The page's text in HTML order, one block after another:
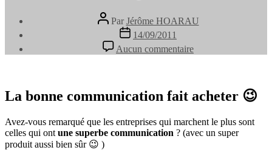
Auteur
de
l’article
Par Jérôme HOARAU
Date
l’article
14/09/2011
Aucun commentaire
Conseils
pour
apprendre
de
vendre
La bonne communication fait acheter 😉
Avez-vous remarqué que les entreprises qui marchent le plus sont
celles qui ont une superbe communication ? (avec un super
produit aussi bien sûr 😉 )